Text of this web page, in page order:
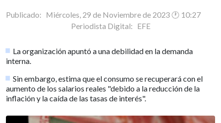
Publicado: Miércoles, 29 de Noviembre de 2023 🕐 10:27
Periodista Digital: EFE
La organización apuntó a una debilidad en la demanda
interna.
Sin embargo, estima que el consumo se recuperará con el
aumento de los salarios reales "debido a la reducción de la
inflación y la caída de las tasas de interés".